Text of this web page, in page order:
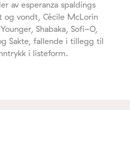
av esperanza spaldings
og vondt, Cécile McLorin
Shabaka, Sofi-O,
Sakte, fallende i tillegg til
i listeform.